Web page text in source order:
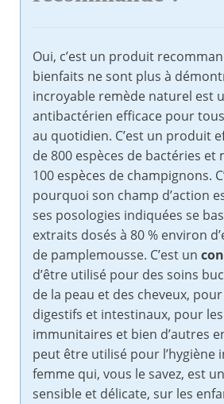
Oui, c’est un produit
bienfaits ne sont plus à
incroyable remède naturel est
antibactérien efficace pour
au quotidien. C’est un produit
de 800 espèces de bactéries et
100 espèces de champignons.
pourquoi son champ d’action
ses posologies indiquées se
extraits dosés à 80 % environ
de pamplemousse. C’est un
d’être utilisé pour des soins
de la peau et des cheveux,
digestifs et intestinaux, pour
immunitaires et bien d’autres
peut être utilisé pour l’hygiène
femme qui, vous le savez, est
sensible et délicate, sur les